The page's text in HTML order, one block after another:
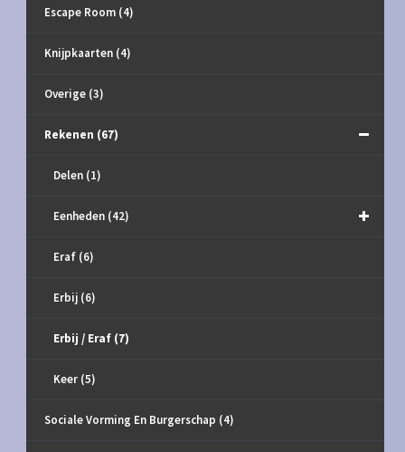
Escape Room (4)
Knijpkaarten (4)
Overige (3)
Rekenen (67)
Delen (1)
Eenheden (42)
Eraf (6)
Erbij (6)
Erbij / Eraf (7)
Keer (5)
Sociale Vorming En Burgerschap (4)